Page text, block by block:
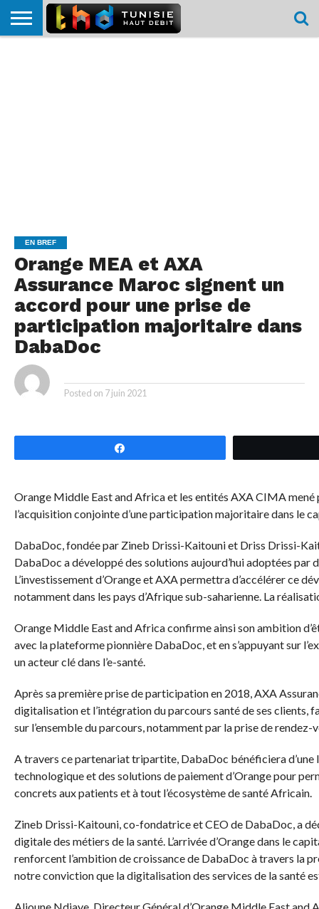
EN BREF
Orange MEA et AXA
Assurance Maroc signent un
accord pour une prise de
participation majoritaire dans
DabaDoc
Posted on 7 juin 2021
Orange Middle East and Africa et les entités AXA CIMA
l’acquisition conjointe d’une participation majoritaire dans le
DabaDoc, fondée par Zineb Drissi-Kaitouni et Driss Drissi-
DabaDoc a développé des solutions aujourd’hui adoptées par
L’investissement d’Orange et AXA permettra d’accélérer ce
notamment dans les pays d’Afrique sub-saharienne. La
Orange Middle East and Africa confirme ainsi son ambition
avec la plateforme pionnière DabaDoc, et en s’appuyant sur
un acteur clé dans l’e-santé.
Après sa première prise de participation en 2018, AXA
digitalisation et l’intégration du parcours santé de ses clients,
sur l’ensemble du parcours, notamment par la prise de
A travers ce partenariat tripartite, DabaDoc bénéficiera d’une
technologique et des solutions de paiement d’Orange pour
concrets aux patients et à tout l’écosystème de santé Africain.
Zineb Drissi-Kaitouni, co-fondatrice et CEO de DabaDoc, a
digitale des métiers de la santé. L’arrivée d’Orange dans le
renforcent l’ambition de croissance de DabaDoc à travers la
notre conviction que la digitalisation des services de la santé